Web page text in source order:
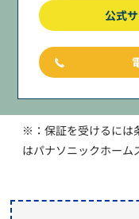
公式
※：保証を受けるには
はパナソニックホーム